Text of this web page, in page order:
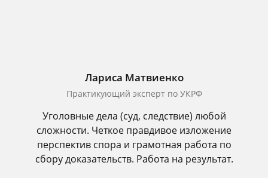
Лариса Матвиенко
Практикующий эксперт по УКРФ
Уголовные дела (суд, следствие) любой
сложности. Четкое правдивое изложение
перспектив спора и грамотная работа по
сбору доказательств. Работа на результат.